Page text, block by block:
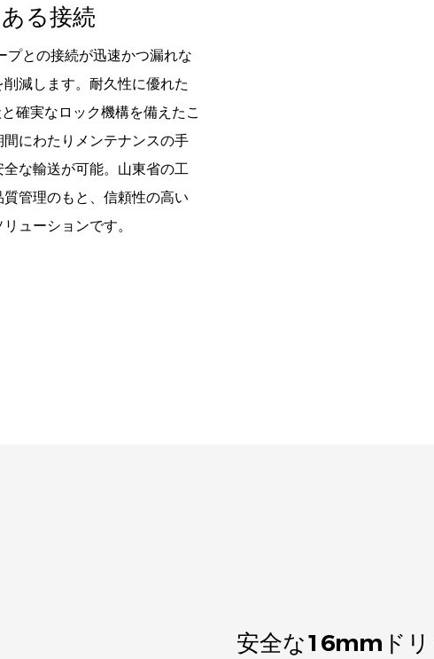
る接続
との接続が迅速かつ漏れな
減します。耐久性に優れた
確実なロック機構を備えたこ
にわたりメンテナンスの手
な輸送が可能。山東省の工
管理のもと、信頼性の高い
ューションです。
安全な16mmド